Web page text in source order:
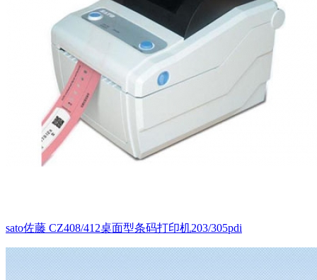
sato佐藤 CZ408/412桌面型条码打印机203/305pdi